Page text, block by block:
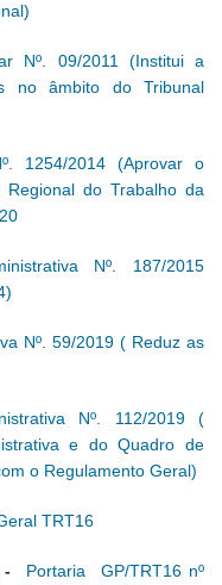
Nº. 09/2011 (Institui a
no âmbito do Tribunal
1254/2014 (Aprovar o
Regional do Trabalho da
Nº. 187/2015
Nº. 59/2019 ( Reduz as
Nº. 112/2019 (
e do Quadro de
o Regulamento Geral)
TRT16
- Portaria GP/TRT16 nº